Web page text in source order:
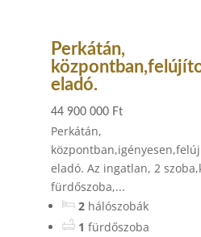
Perkátán,
eladó.
44 900 000 Ft
Perkátán,
eladó. Az ingatlan, 2
fürdőszoba,...
2 hálószobák
1 fürdőszoba